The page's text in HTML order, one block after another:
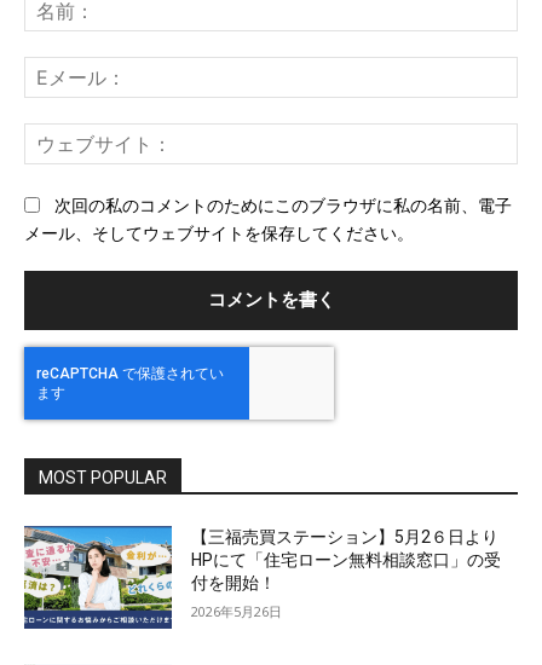
ン
ト：
前
メ
ー
ェ
次回の私のコメントのためにこのブラウザに私の名前、電子
メール、そしてウェブサイトを保存してください。
MOST POPULAR
【三福売買ステーション】5月2６日より
HPにて「住宅ローン無料相談窓口」の受
付を開始！
2026年5月26日